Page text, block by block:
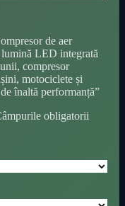
de aer
LED integrată
compresor
motociclete și
înaltă performanță”
obligatorii